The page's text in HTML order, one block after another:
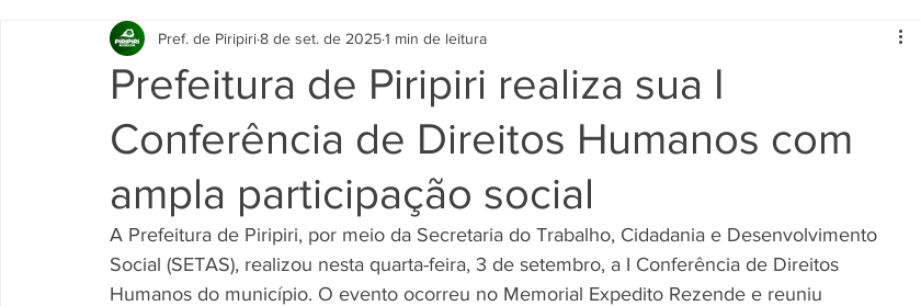
SEAD SEGOV SEPLAN SDU Ouvidoria
Prefeitura de Piripiri realiza sua I
Conferência de Direitos Humanos com
ampla participação social
Pref. de Piripiri8 de set. de 20251 min de leitura
A Prefeitura de Piripiri, por meio da Secretaria do Trabalho, Cidadania e Desenvolvimento
Social (SETAS), realizou nesta quarta-feira, 3 de setembro, a I Conferência de Direitos
Humanos do município. O evento ocorreu no Memorial Expedito Rezende e reuniu